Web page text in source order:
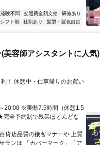
経験不問 交通費全額支給
研修あり
シフト制 社割あり 髪型・髪色自由
美容師アシスタントに人気)
20:00 ※実働7.5時間（休憩1.5
全予約制で残業ほとんどな
貨店品質の接客マナーや 上質
ランは 「カバーマーク」「ア